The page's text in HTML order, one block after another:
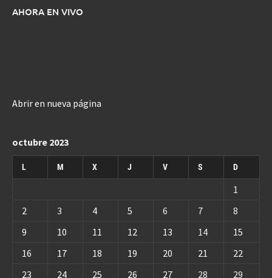
AHORA EN VIVO
Abrir en nueva página
octubre 2023
L M X J V S D
1
2
3 4 5 6 7
8
9
10 11 12 13 14
15
16
17 18 19 20 21
22
23
24 25 26 27 28 29